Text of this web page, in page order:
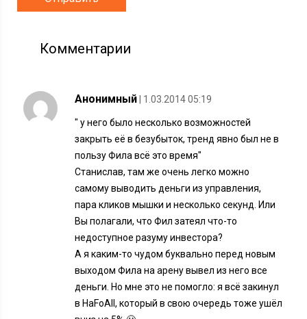
Комментарии
Анонимный | 1.03.2014 05:19
" у него было несколько возможностей
закрыть её в безубыток, тренд явно был не в
пользу Фила всё это время"
Станислав, там же очень легко можно
самому выводить деньги из управления,
пара кликов мышки и несколько секунд. Или
Вы полагали, что Фил затеял что-то
недоступное разуму инвестора?
А я каким-то чудом буквально перед новым
выходом Фила на арену вывел из него все
деньги. Но мне это не помогло: я всё закинул
в HaFoAll, который в свою очередь тоже ушёл